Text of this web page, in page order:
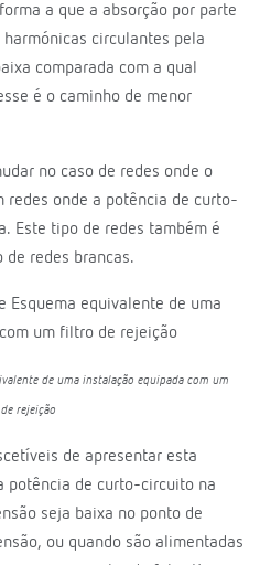
a que a absorção por parte
circulantes pela
comparada com a qual
é o caminho de menor
no caso de redes onde o
redes onde a potência de curto-
Este tipo de redes também é
de redes brancas.
de uma instalação equipada com um
rejeição
de apresentar esta
potência de curto-circuito na
seja baixa no ponto de
ou quando são alimentadas